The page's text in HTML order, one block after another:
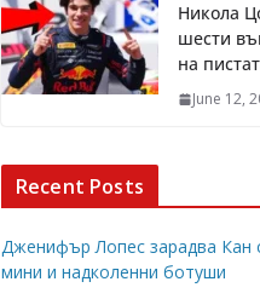
Никола
шести
на
June 12,
Recent Posts
Дженифър Лопес зарадва Кан
мини и надколенни ботуши